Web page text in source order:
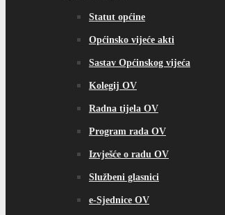
Statut općine
Općinsko vijeće akti
Sastav Općinskog vijeća
Kolegij OV
Radna tijela OV
Program rada OV
Izvješće o radu OV
Službeni glasnici
e-Sjednice OV